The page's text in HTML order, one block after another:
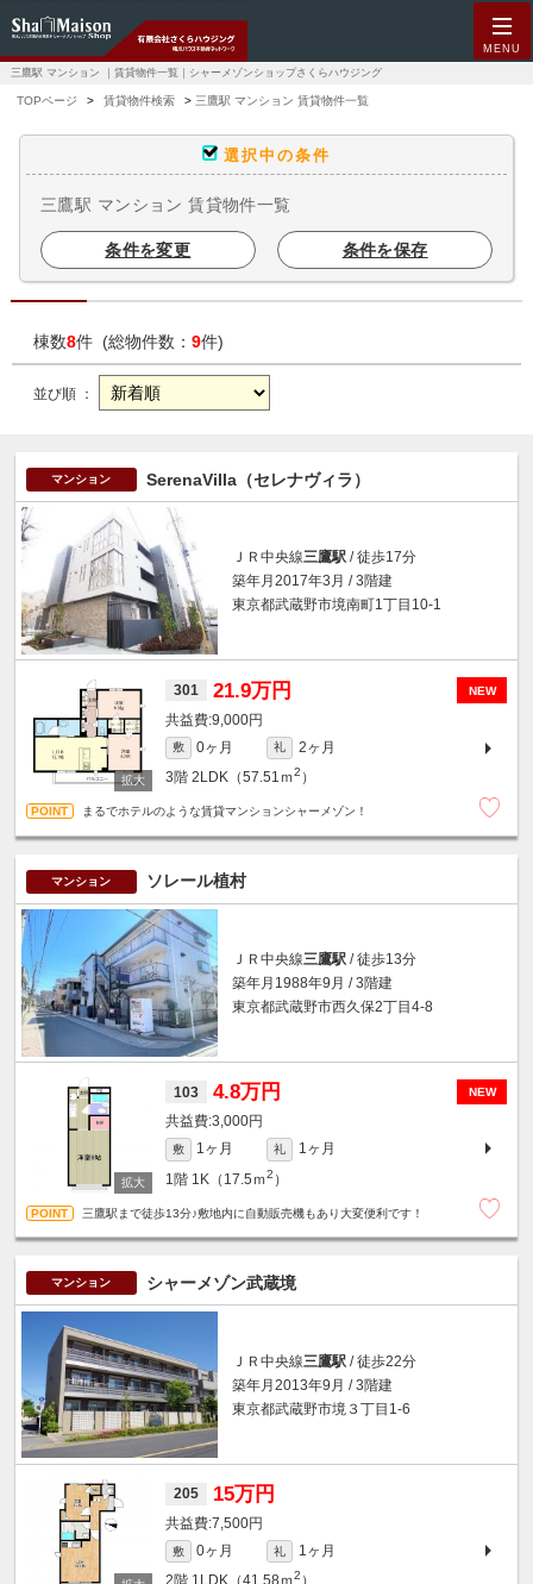
MENU
三鷹駅 マンション ｜賃貸物件一覧｜シャーメゾンショップさくらハウジング
TOPページ 賃貸物件検索 三鷹駅 マンション 賃貸物件一覧
選択中の条件
三鷹駅 マンション 賃貸物件一覧
条件を変更 条件を保存
棟数8件 (総物件数： 9件)
並び順 ：
マンション SerenaVilla（セレナヴィラ）
ＪＲ中央線三鷹駅 / 徒歩17分
築年月2017年3月 / 3階建
東京都武蔵野市境南町1丁目10-1
NEW
301 21.9万円
9,000円
敷 0ヶ月 礼
2ヶ月
3階 2LDK（57.51ｍ2 ）
まるでホテルのような賃貸マンションシャーメゾン！
マンション ソレール植村
ＪＲ中央線三鷹駅 / 徒歩13分
築年月1988年9月 / 3階建
東京都武蔵野市西久保2丁目4-8
NEW
103 4.8万円
3,000円
敷 1ヶ月 礼
1ヶ月
1階 1K（17.5ｍ2 ）
三鷹駅まで徒歩13分♪敷地内に自動販売機もあり大変便利です！
マンション シャーメゾン武蔵境
ＪＲ中央線三鷹駅 / 徒歩22分
築年月2013年9月 / 3階建
東京都武蔵野市境３丁目1-6
205 15万円
7,500円
敷 0ヶ月 礼
1ヶ月
2